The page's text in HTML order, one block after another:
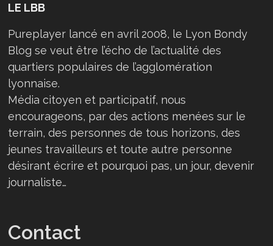
LE LBB
Pureplayer lancé en avril 2008, le Lyon Bondy
Blog se veut être l’écho de l’actualité des
quartiers populaires de l’agglomération
lyonnaise.
Média citoyen et participatif, nous
encourageons, par des actions menées sur le
terrain, des personnes de tous horizons, des
jeunes travailleurs et toute autre personne
désirant écrire et pourquoi pas, un jour, devenir
journaliste…
Contact